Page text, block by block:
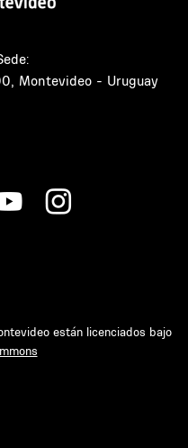
Montevideo - Uruguay
están licenciados bajo